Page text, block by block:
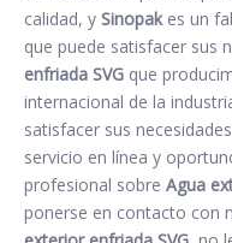
calidad, y Sinopakes un
que puede satisfacer sus
enfriada SVG que
internacional de la
satisfacer sus
servicio en línea y
profesional sobre Agua
ponerse en contacto con